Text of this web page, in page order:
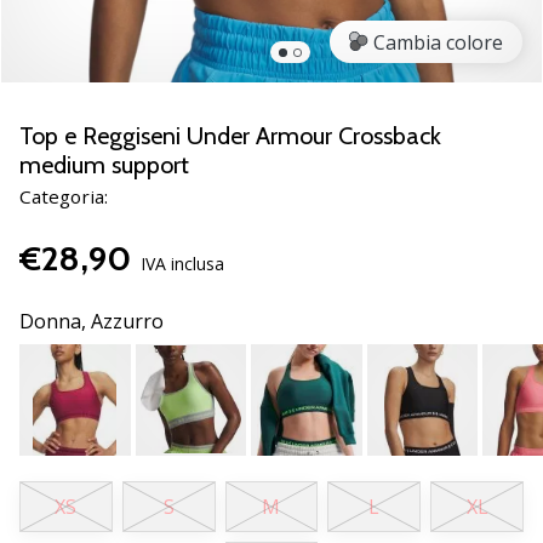
da
pallamano
PUMA
Accelerate
SQD
Conosci
gli
aggiornamenti
tecnici
e
valuta
se
vale
la…
Cambia colore
Top e Reggiseni Under Armour Crossback
medium support
Categoria:
€28,90 IVA inclusa
Donna, Azzurro
XS S M L XL